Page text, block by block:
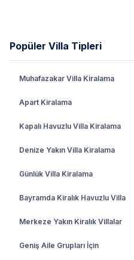
Popüler Villa Tipleri
Muhafazakar Villa Kiralama
Apart Kiralama
Kapalı Havuzlu Villa Kiralama
Denize Yakın Villa Kiralama
Günlük Villa Kiralama
Bayramda Kiralık Havuzlu Villa
Merkeze Yakın Kiralık Villalar
Geniş Aile Grupları İçin